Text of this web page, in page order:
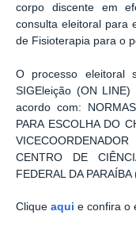
corpo discente em
consulta eleitoral para
de Fisioterapia para o
O processo eleitoral
SIGEleição (ON
acordo com:
PARA ESCOLHA DO
CENTRO DE
FEDERAL DA PARAÍBA
Clique aqui e confira o